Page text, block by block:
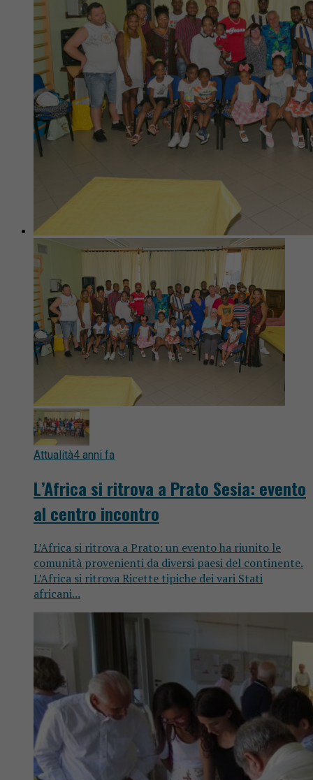
Attualità4 anni fa
L’Africa si ritrova a Prato Sesia: evento
al centro incontro
L’Africa si ritrova a Prato: un evento ha riunito le
comunità provenienti da diversi paesi del continente.
L’Africa si ritrova Ricette tipiche dei vari Stati
africani...